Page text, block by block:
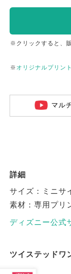
※クリックすると、
※ オリジナルプリン
マル
詳細
サイズ：ミニサ
素材：専用プリ
ディズニー公式
ツイステッドワ